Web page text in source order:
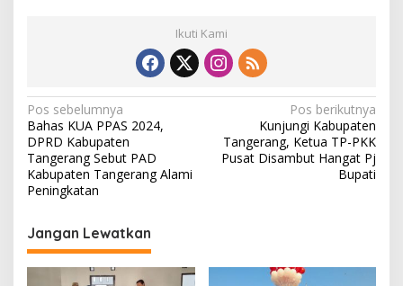
Ikuti Kami
N
a
v
i
a
s
Pos sebelumnya
Bahas KUA PPAS 2024,
DPRD Kabupaten
Tangerang Sebut PAD
Kabupaten Tangerang Alami
Peningkatan
Pos berikutnya
Kunjungi Kabupaten
Tangerang, Ketua TP-PKK
Pusat Disambut Hangat Pj
Bupati
Jangan Lewatkan